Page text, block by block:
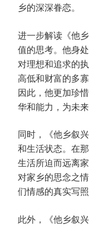
乡的深深眷恋。
进一步解读《他
值的思考。他身
对理想和追求的
高低和财富的多
因此，他更加珍
华和能力，为未
同时，《他乡叙
和生活状态。在
生活所迫而远离
对家乡的思念之
们情感的真实写照
此外，《他乡叙